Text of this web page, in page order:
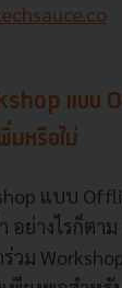
แบบ
มหรือไม่
แบบ
อย่างไรก็ตา
วม